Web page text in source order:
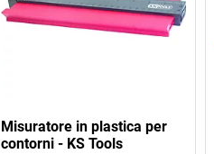
Misuratore in plastica per
contorni - KS Tools